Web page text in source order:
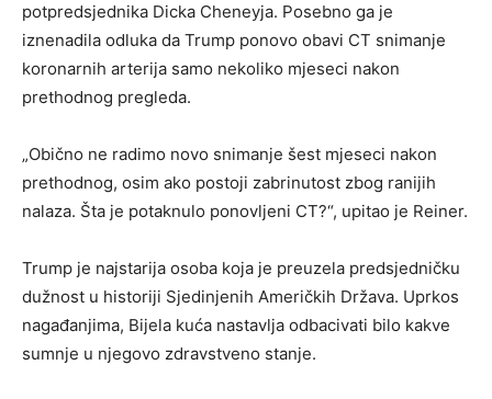
potpredsjednika Dicka Cheneyja. Posebno ga je
iznenadila odluka da Trump ponovo obavi CT snimanje
koronarnih arterija samo nekoliko mjeseci nakon
prethodnog pregleda.
„Obično ne radimo novo snimanje šest mjeseci nakon
prethodnog, osim ako postoji zabrinutost zbog ranijih
nalaza. Šta je potaknulo ponovljeni CT?“, upitao je Reiner.
Trump je najstarija osoba koja je preuzela predsjedničku
dužnost u historiji Sjedinjenih Američkih Država. Uprkos
nagađanjima, Bijela kuća nastavlja odbacivati bilo kakve
sumnje u njegovo zdravstveno stanje.